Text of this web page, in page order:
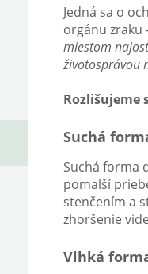
Jedná sa o
orgánu zraku
miestom
životosprávou
Rozlišujeme
Suchá
Suchá forma
pomalší
stenčením a
zhoršenie
Vlhká